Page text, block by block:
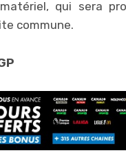
qui sera
commune.